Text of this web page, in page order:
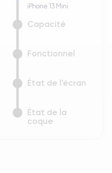
iPhone 13 Mini
Capacité
Fonctionnel
État de l'écran
État de la
coque